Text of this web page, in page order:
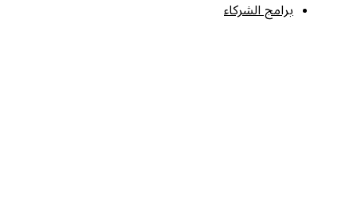
برامج الشركاء